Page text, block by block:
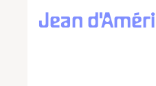
Jean